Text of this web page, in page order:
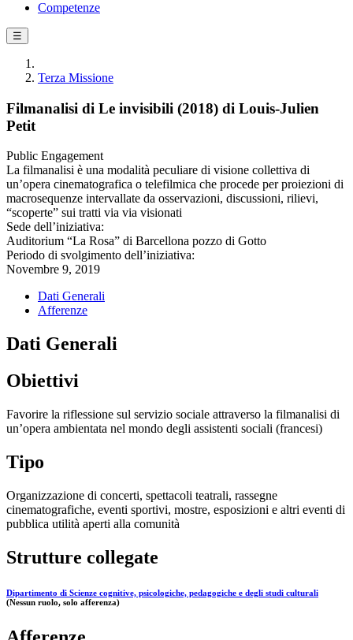
Competenze
☰
Terza Missione
Filmanalisi di Le invisibili (2018) di Louis-Julien
Petit
Public Engagement
La filmanalisi è una modalità peculiare di visione collettiva di
un’opera cinematografica o telefilmica che procede per proiezioni di
macrosequenze intervallate da osservazioni, discussioni, rilievi,
“scoperte” sui tratti via via visionati
Sede dell’iniziativa:
Auditorium “La Rosa” di Barcellona pozzo di Gotto
Periodo di svolgimento dell’iniziativa:
Novembre 9, 2019
Dati Generali
Afferenze
Dati Generali
Obiettivi
Favorire la riflessione sul servizio sociale attraverso la filmanalisi di
un’opera ambientata nel mondo degli assistenti sociali (francesi)
Tipo
Organizzazione di concerti, spettacoli teatrali, rassegne
cinematografiche, eventi sportivi, mostre, esposizioni e altri eventi di
pubblica utilità aperti alla comunità
Strutture collegate
Dipartimento di Scienze cognitive, psicologiche, pedagogiche e degli studi culturali
(Nessun ruolo, solo afferenza)